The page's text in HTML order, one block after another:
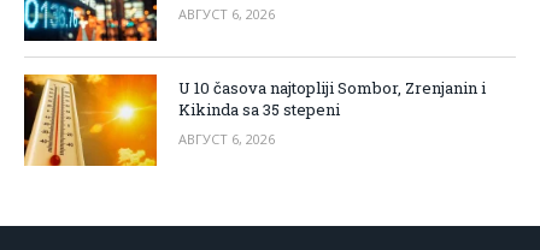
АВГУСТ 6, 2026
U 10 časova najtopliji Sombor, Zrenjanin i
Kikinda sa 35 stepeni
АВГУСТ 6, 2026